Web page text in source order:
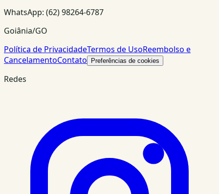
WhatsApp: (62) 98264-6787
Goiânia/GO
Política de PrivacidadeTermos de UsoReembolso e
CancelamentoContato Preferências de cookies
Redes